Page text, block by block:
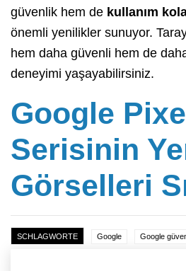
güvenlik hem de kullanım
önemli yenilikler sunuyor.
hem daha güvenli hem de
deneyimi yaşayabilirsiniz.
Google
Serisinin
Görselleri
SCHLAGWORTE Google Google